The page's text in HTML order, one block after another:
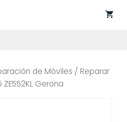
de Móviles / Reparar
Gerona